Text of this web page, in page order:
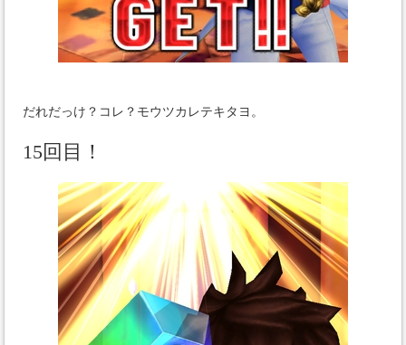
だれだっけ？コレ？モウツカレテキタヨ。
15回目！